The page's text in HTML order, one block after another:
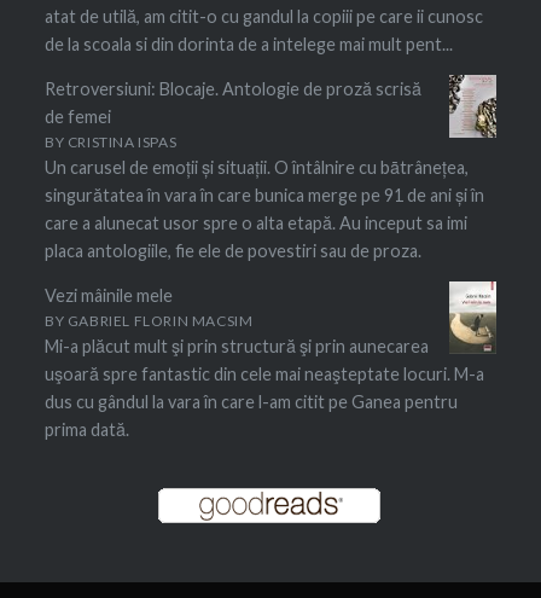
atat de utilă, am citit-o cu gandul la copiii pe care ii cunosc
de la scoala si din dorinta de a intelege mai mult pent...
Retroversiuni: Blocaje. Antologie de proză scrisă
de femei
BY CRISTINA ISPAS
Un carusel de emoții și situații. O întâlnire cu bātrânețea,
singurătatea în vara în care bunica merge pe 91 de ani și în
care a alunecat usor spre o alta etapă. Au inceput sa imi
placa antologiile, fie ele de povestiri sau de proza.
Vezi mâinile mele
BY GABRIEL FLORIN MACSIM
Mi-a plăcut mult şi prin structură şi prin aunecarea
uşoară spre fantastic din cele mai neaşteptate locuri. M-a
dus cu gândul la vara în care l-am citit pe Ganea pentru
prima dată.